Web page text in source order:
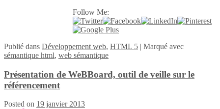
Follow Me:
Publié dans Développement web, HTML 5 | Marqué avec
sémantique html, web sémantique
Présentation de WeBBoard, outil de veille sur le
référencement
Posted on 19 janvier 2013